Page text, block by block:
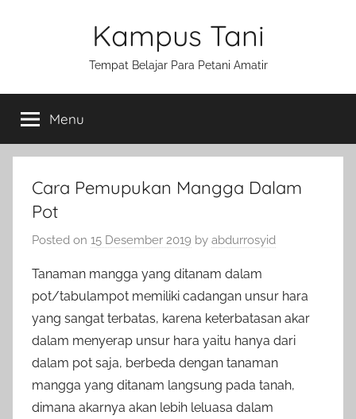
Kampus Tani
Tempat Belajar Para Petani Amatir
Menu
Cara Pemupukan Mangga Dalam
Pot
Posted on 15 Desember 2019 by abdurrosyid
Tanaman mangga yang ditanam dalam
pot/tabulampot memiliki cadangan unsur hara
yang sangat terbatas, karena keterbatasan akar
dalam menyerap unsur hara yaitu hanya dari
dalam pot saja, berbeda dengan tanaman
mangga yang ditanam langsung pada tanah,
dimana akarnya akan lebih leluasa dalam